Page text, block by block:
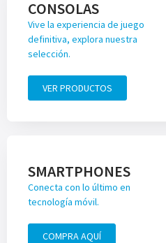
CONSOLAS
Vive la experiencia de juego
definitiva, explora nuestra
selección.
VER PRODUCTOS
SMARTPHONES
Conecta con lo último en
tecnología móvil.
COMPRA AQUÍ